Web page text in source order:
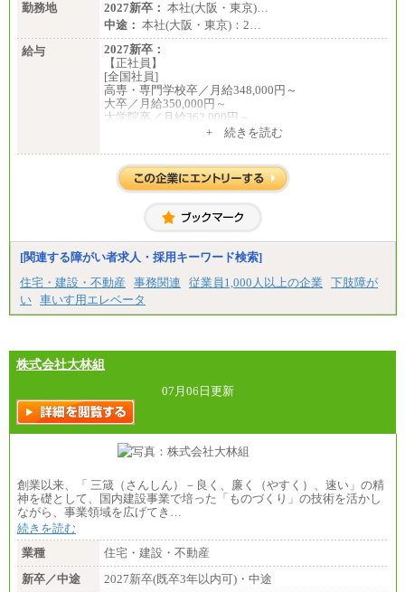
勤務地
2027新卒： 本社(大阪・東京)…
中途： 本社(大阪・東京)：2…
給与
2027新卒：
【正社員】
[全国社員]
高専・専門学校卒／月給348,000円～
大卒／月給350,000円～
大学院卒／月給362,000円～
[地域社員]月給295,000円～
【正社員】
[全国社員]月給348,000円～
[地域社員]月給295,000円～
【契約社員】月給200,000円～
+ 続きを読む
[関連する障がい者求人・採用キーワード検索]
住宅・建設・不動産
事務関連 従業員1,000人以上の企業
下肢障が
い 車いす用エレベータ
株式会社大林組
07月06日更新
創業以来、「 三箴（さんしん）－良く、廉く（やすく）、速い」の精
神を礎として、国内建設事業で培った「ものづくり」の技術を活かし
ながら、事業領域を広げてき…
続きを読む
業種
住宅・建設・不動産
新卒／中途
2027新卒(既卒3年以内可)・中途